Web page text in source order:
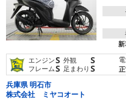
新
エンジンS 外観 S
フレームS 足まわり S
兵庫県 明石市
株式会社 ミヤコオート